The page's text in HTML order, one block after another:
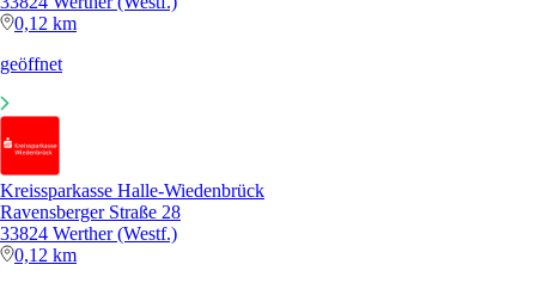
0,12 km
geöffnet
Kreissparkasse Halle-Wiedenbrück
Ravensberger Straße 28
33824 Werther (Westf.)
0,12 km